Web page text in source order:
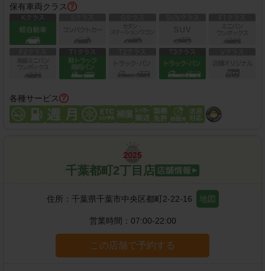
保有車両クラス
各種サービス
千葉都町2丁目店
住所： 千葉県千葉市中央区都町2-22-16 地図
営業時間： 07:00-22:00
この店舗で予約する